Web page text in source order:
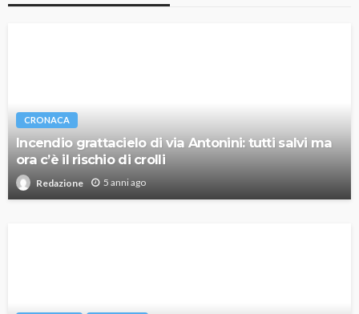
CRONACA
Incendio grattacielo di via Antonini: tutti salvi ma
ora c’è il rischio di crolli
Redazione 5 anni ago